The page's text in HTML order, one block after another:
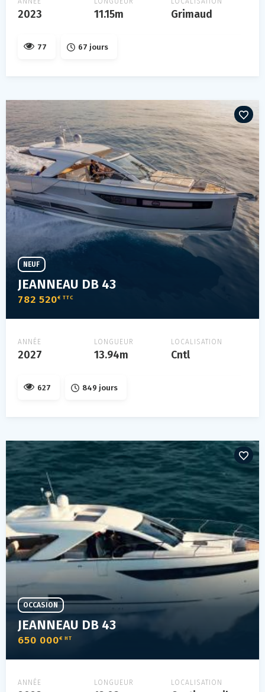
2023 11.15m Grimaud
77 67 jours
JEANNEAU DB 43
782 520€ TTC
NEUF
ANNÉE
2027
LONGUEUR
13.94m
LOCALISATION
Cntl
627 849 jours
JEANNEAU DB 43
650 000€ HT
OCCASION
ANNÉE LONGUEUR LOCALISATION